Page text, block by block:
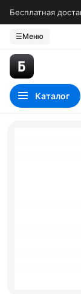
Бесплатная
☰Меню
Каталог